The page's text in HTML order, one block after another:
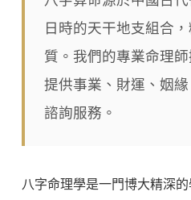
日時的天干地支組合
質。我們的專業命理
提供事業、財運、姻
諮詢服務。
八字命理學是一門博大精深